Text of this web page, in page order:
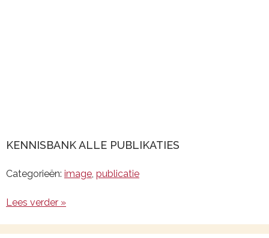
KENNISBANK ALLE PUBLIKATIES
Categorieën: image, publicatie
Lees verder »